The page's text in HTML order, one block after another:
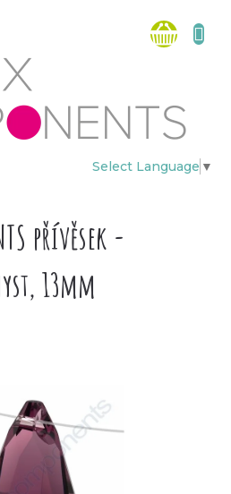
Select Language ▼
košík
přívěsek -
13mm